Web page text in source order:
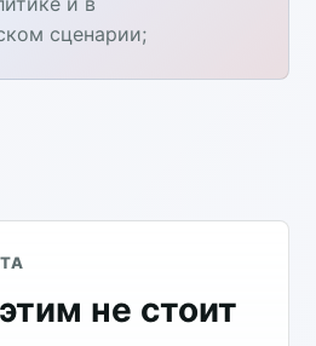
сценарии;
не стоит